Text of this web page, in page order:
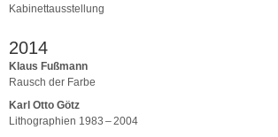
Kabinettausstellung
2014
Klaus Fußmann
Rausch der Farbe
Karl Otto Götz
Lithographien 1983 – 2004